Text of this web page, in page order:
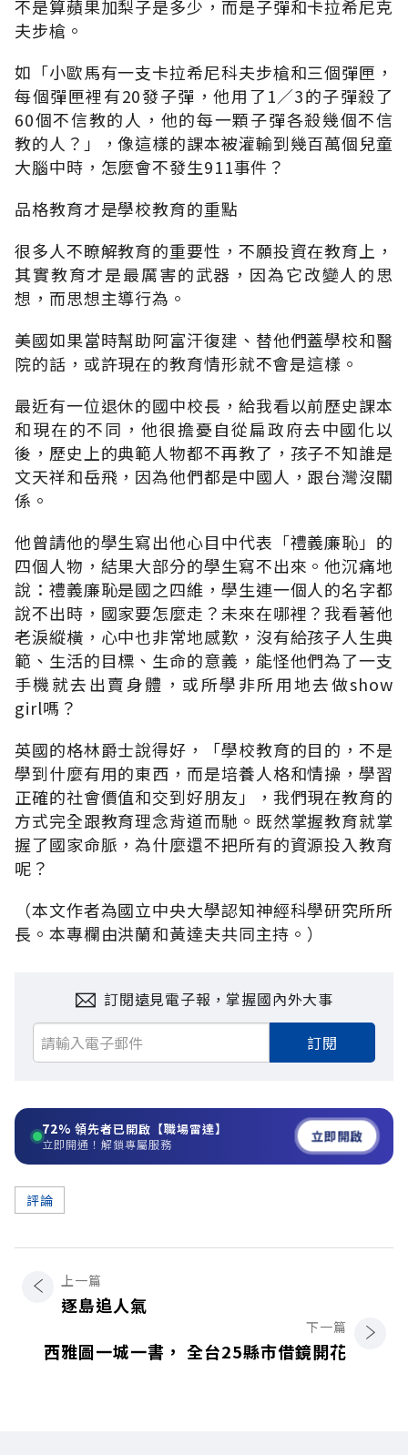
不是算蘋果加梨子是多少，而是子彈和卡拉希尼克
夫步槍。
如「小歐馬有一支卡拉希尼科夫步槍和三個彈匣，
每個彈匣裡有20發子彈，他用了1∕3的子彈殺了
60個不信教的人，他的每一顆子彈各殺幾個不信
教的人？」，像這樣的課本被灌輸到幾百萬個兒童
大腦中時，怎麼會不發生911事件？
品格教育才是學校教育的重點
很多人不瞭解教育的重要性，不願投資在教育上，
其實教育才是最厲害的武器，因為它改變人的思
想，而思想主導行為。
美國如果當時幫助阿富汗復建、替他們蓋學校和醫
院的話，或許現在的教育情形就不會是這樣。
最近有一位退休的國中校長，給我看以前歷史課本
和現在的不同，他很擔憂自從扁政府去中國化以
後，歷史上的典範人物都不再教了，孩子不知誰是
文天祥和岳飛，因為他們都是中國人，跟台灣沒關
係。
他曾請他的學生寫出他心目中代表「禮義廉恥」的
四個人物，結果大部分的學生寫不出來。他沉痛地
說：禮義廉恥是國之四維，學生連一個人的名字都
說不出時，國家要怎麼走？未來在哪裡？我看著他
老淚縱橫，心中也非常地感歎，沒有給孩子人生典
範、生活的目標、生命的意義，能怪他們為了一支
手機就去出賣身體，或所學非所用地去做show
girl嗎？
英國的格林爵士說得好，「學校教育的目的，不是
學到什麼有用的東西，而是培養人格和情操，學習
正確的社會價值和交到好朋友」，我們現在教育的
方式完全跟教育理念背道而馳。既然掌握教育就掌
握了國家命脈，為什麼還不把所有的資源投入教育
呢？
（本文作者為國立中央大學認知神經科學研究所所
長。本專欄由洪蘭和黃達夫共同主持。）
訂閱遠見電子報，掌握國內外大事
訂閱
72% 領先者已開啟【職場雷達】
立即開通！解鎖專屬服務 立即開啟
評論
上一篇
逐島追人氣
下一篇
西雅圖一城一書， 全台25縣市借鏡開花